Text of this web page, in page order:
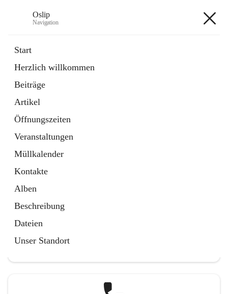
Oslip
Navigation
Start
Herzlich willkommen
Beiträge
Artikel
Öffnungszeiten
Veranstaltungen
Müllkalender
Kontakte
Alben
Beschreibung
Dateien
Unser Standort
Externe Webseite
in
Tab
Bundeskanzleramt Österreich
Externe Webseite
öffnet
in
neuem
Tab